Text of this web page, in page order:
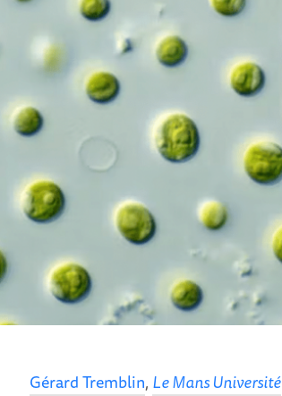
Gérard Tremblin, Le Mans Université